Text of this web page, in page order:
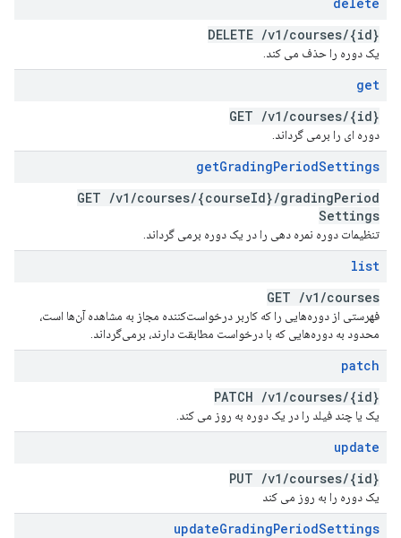
DELETE /v1 /courses/{id}
یک دوره را حذف می کند.
get
GET /v1 /courses/{id}
دوره ای را برمی گرداند.
getGradingPeriodSettings
GET /v1 /courses/{courseId}/gradingPeriod
Settings
تنظیمات دوره نمره دهی را در یک دوره برمی گرداند.
list
GET /v1 /courses
فهرستی از دوره‌هایی را که کاربر درخواست‌کننده مجاز به مشاهده آن‌ها است،
محدود به دوره‌هایی که با درخواست مطابقت دارند، برمی‌گرداند.
patch
PATCH /v1 /courses/{id}
یک یا چند فیلد را در یک دوره به روز می کند.
update
PUT /v1 /courses/{id}
یک دوره را به روز می کند
updateGradingPeriodSettings